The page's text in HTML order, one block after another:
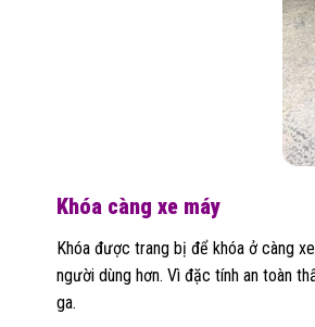
Khóa càng xe máy
Khóa được trang bị để khóa ở càng
người dùng hơn. Vì đặc tính an toàn
ga.